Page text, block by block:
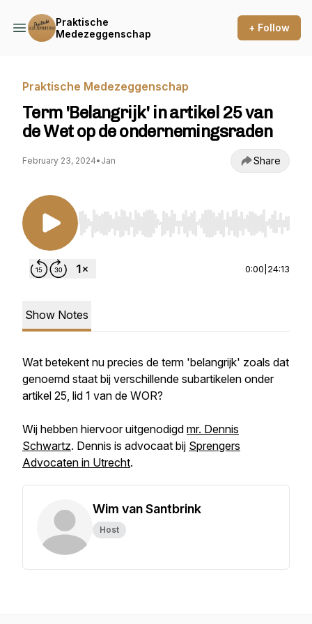
Praktische
Medezeggenschap
+ Follow
Praktische Medezeggenschap
Term 'Belangrijk' in artikel 25 van
de Wet op de ondernemingsraden
February 23, 2024• Jan Share
Use Left/Right to seek, Home/End to jump to
0:00 24:13
Show Notes
Wat betekent nu precies de term 'belangrijk' zoals dat
genoemd staat bij verschillende subartikelen onder
artikel 25, lid 1 van de WOR?
Wij hebben hiervoor uitgenodigd mr. Dennis
Schwartz. Dennis is advocaat bij Sprengers
Advocaten in Utrecht.
Wim van Santbrink
Host